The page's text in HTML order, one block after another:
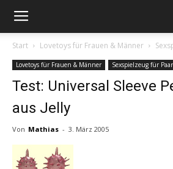
Start Lovetoys für Frauen & Männer
Lovetoys für Frauen & Männer Sexspielzeug für
Test: Universal Sleeve
aus Jelly
Von Mathias - 3. März 2005